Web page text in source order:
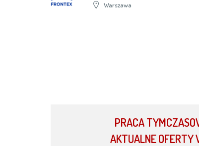
Warszawa
PRACA
AKTUALNE OFERTY